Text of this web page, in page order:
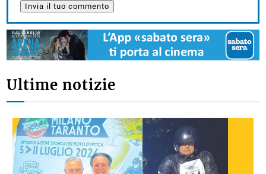
Ultime notizie